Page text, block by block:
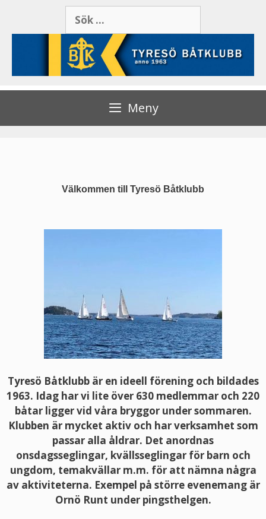
Meny
Välkommen till Tyresö Båtklubb
Tyresö Båtklubb är en ideell förening och bildades
1963. Idag har vi lite över 630 medlemmar och 220
båtar ligger vid våra bryggor under sommaren.
Klubben är mycket aktiv och har verksamhet som
passar alla åldrar. Det anordnas
onsdagsseglingar, kvällsseglingar för barn och
ungdom, temakvällar m.m. för att nämna några
av aktiviteterna. Exempel på större evenemang är
Ornö Runt under pingsthelgen.